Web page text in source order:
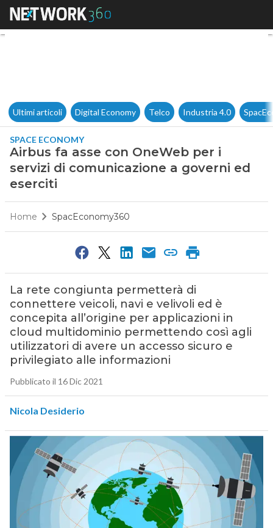
Airbus fa asse con OneWeb
Ultimi articoli Digital Economy Telco Industria 4.0
SPACE ECONOMY
Airbus fa asse con OneWeb per i
servizi di comunicazione a governi ed
eserciti
Home SpacEconomy360
La rete congiunta permetterà di
connettere veicoli, navi e velivoli ed è
concepita all’origine per applicazioni in
cloud multidominio permettendo così agli
utilizzatori di avere un accesso sicuro e
privilegiato alle informazioni
Pubblicato il 16 Dic 2021
Nicola Desiderio